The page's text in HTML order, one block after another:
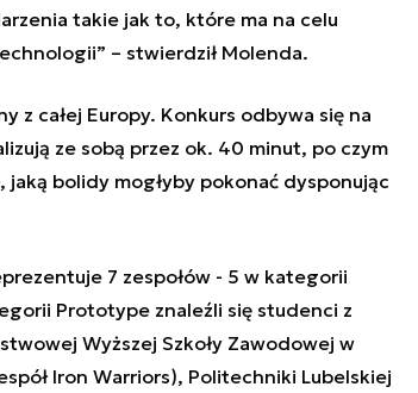
takie jak to, które ma na celu
– stwierdził Molenda.
z całej Europy. Konkurs odbywa się na
ze sobą przez ok. 40 minut, po czym
bolidy mogłyby pokonać dysponując
7 zespołów - 5 w kategorii
Prototype znaleźli się studenci z
Wyższej Szkoły Zawodowej w
Iron Warriors), Politechniki Lubelskiej